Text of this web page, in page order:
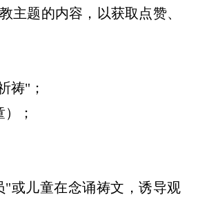
主题的内容，以获取点赞、
祷"；
；
或儿童在念诵祷文，诱导观